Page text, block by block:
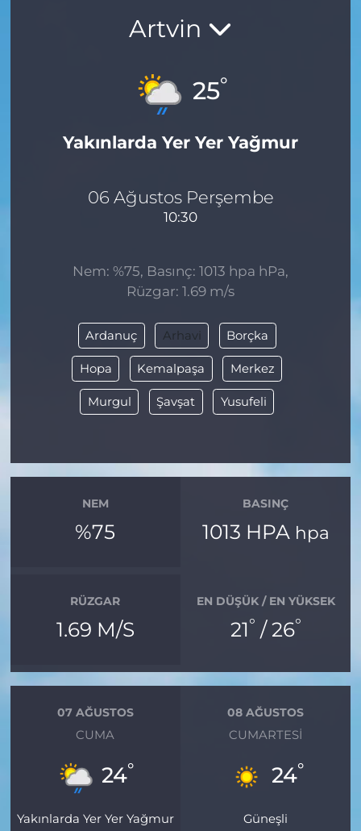
Artvin
25°
Yakınlarda Yer Yer Yağmur
06 Ağustos Perşembe
10:30
Nem: %75, Basınç: 1013 hpa hPa,
Rüzgar: 1.69 m/s
Ardanuç Arhavi Borçka
Hopa Kemalpaşa Merkez
Murgul Şavşat Yusufeli
NEM
%75
BASINÇ
1013 HPA hpa
RÜZGAR
1.69 M/S
EN DÜŞÜK / EN YÜKSEK
21° / 26°
07 AĞUSTOS
CUMA
24°
Yakınlarda Yer Yer Yağmur
08 AĞUSTOS
CUMARTESI
24°
Güneşli
GENEL
GÜNCEL